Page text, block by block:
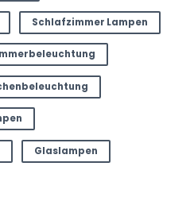
Schlafzimmer Lampen
Glaslampen